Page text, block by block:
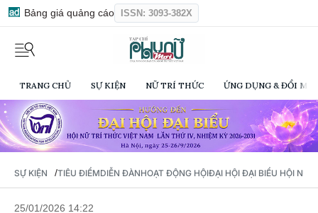
Bảng giá quảng cáo ISSN: 3093-382X
TRANG CHỦ SỰ KIỆN NỮ TRÍ THỨC ỨNG DỤNG & ĐỔI
SỰ KIỆN /TIÊU ĐIỂMDIỄN ĐÀNHOẠT ĐỘNG HỘIĐẠI HỘI ĐẠI BIỂU HỘI NỮ
25/01/2026 14:22